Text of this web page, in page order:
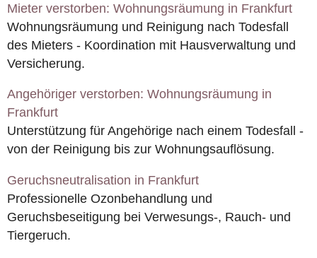
Mieter verstorben: Wohnungsräumung in Frankfurt
Wohnungsräumung und Reinigung nach Todesfall
des Mieters - Koordination mit Hausverwaltung und
Versicherung.
Angehöriger verstorben: Wohnungsräumung in
Frankfurt
Unterstützung für Angehörige nach einem Todesfall -
von der Reinigung bis zur Wohnungsauflösung.
Geruchsneutralisation in Frankfurt
Professionelle Ozonbehandlung und
Geruchsbeseitigung bei Verwesungs-, Rauch- und
Tiergeruch.